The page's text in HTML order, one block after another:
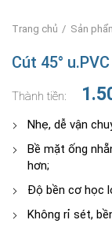
Trang chủ Sản
Cút 45° u.PVC
Nhẹ, dễ vận
Bề mặt ống
hơn;
Độ bền cơ học
Không rỉ sét,